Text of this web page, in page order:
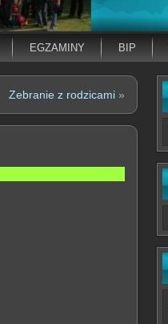
EGZAMINY BIP
Zebranie z rodzicami »